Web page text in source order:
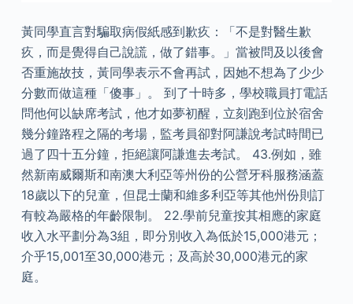
黃同學直言對騙取病假紙感到歉疚：「不是對醫生歉
疚，而是覺得自己說謊，做了錯事。」當被問及以後會
否重施故技，黃同學表示不會再試，因她不想為了少少
分數而做這種「傻事」。 到了十時多，學校職員打電話
問他何以缺席考試，他才如夢初醒，立刻跑到位於宿舍
幾分鐘路程之隔的考場，監考員卻對阿謙說考試時間已
過了四十五分鐘，拒絕讓阿謙進去考試。 43.例如，雖
然新南威爾斯和南澳大利亞等州份的公營牙科服務涵蓋
18歲以下的兒童，但昆士蘭和維多利亞等其他州份則訂
有較為嚴格的年齡限制。 22.學前兒童按其相應的家庭
收入水平劃分為3組，即分別收入為低於15,000港元；
介乎15,001至30,000港元；及高於30,000港元的家
庭。